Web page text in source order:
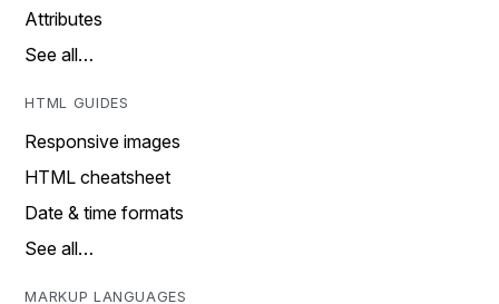
Attributes
See all…
HTML GUIDES
Responsive images
HTML cheatsheet
Date & time formats
See all…
MARKUP LANGUAGES